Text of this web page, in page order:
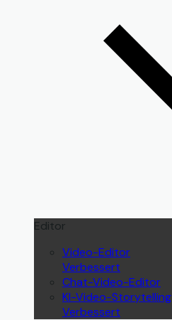
Editor
Video-Editor
Verbessert
Chat-Video-Editor
KI-Video-Storytelling
Verbessert